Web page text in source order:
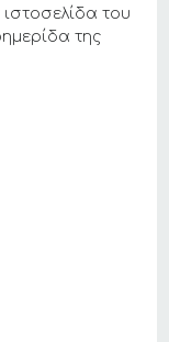
του
της